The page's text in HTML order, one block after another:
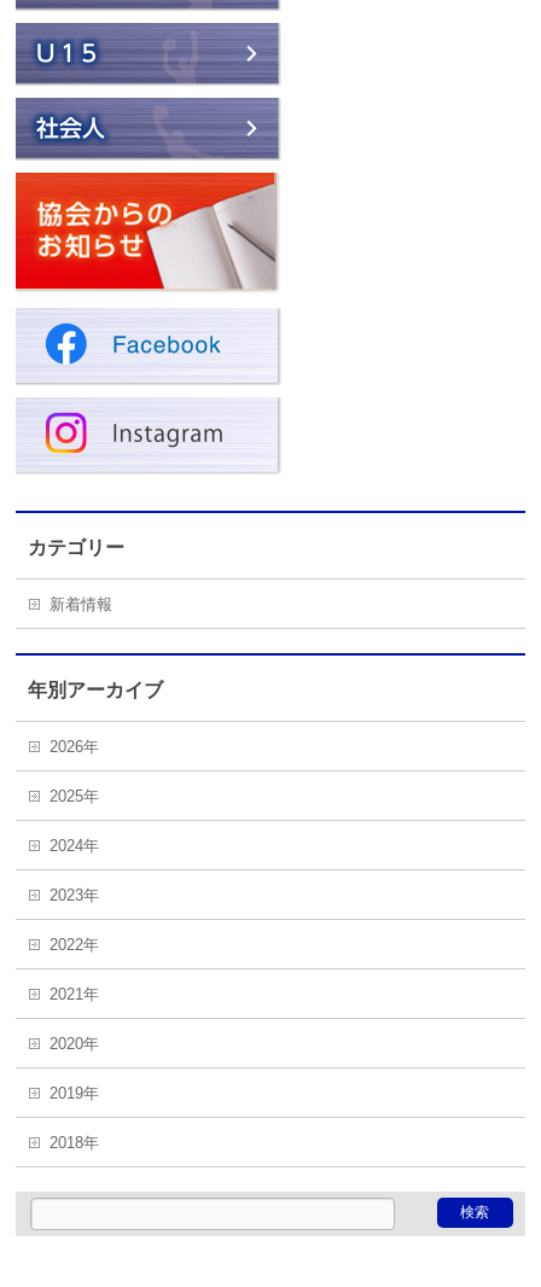
カテゴリー
新着情報
年別アーカイブ
2026年
2025年
2024年
2023年
2022年
2021年
2020年
2019年
2018年